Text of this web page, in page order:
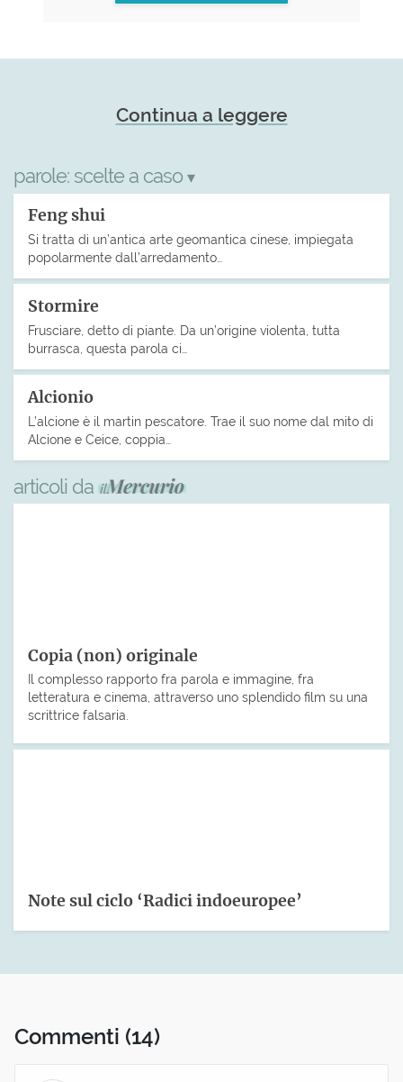
Continua a leggere
parole: scelte a caso ▾
Feng shui
Si tratta di un’antica arte geomantica cinese, impiegata
popolarmente dall’arredamento…
Stormire
Frusciare, detto di piante. Da un’origine violenta, tutta
burrasca, questa parola ci…
Alcionio
L’alcione è il martin pescatore. Trae il suo nome dal mito di
Alcione e Ceice, coppia…
articoli da
Copia (non) originale
Il complesso rapporto fra parola e immagine, fra
letteratura e cinema, attraverso uno splendido film su una
scrittrice falsaria.
Note sul ciclo ‘Radici indoeuropee’
Commenti (14)